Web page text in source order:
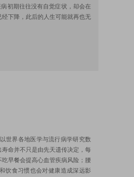
初期往往没有自觉症状，却会在
下降，此后的人生可能就再也无
世界各地医学与流行病学研究数
命并不只是由先天遗传决定，每
早餐会提高心血管疾病风险；腰
饮食习惯也会对健康造成深远影